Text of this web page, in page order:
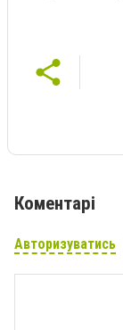
Коментарі
Авторизуватись